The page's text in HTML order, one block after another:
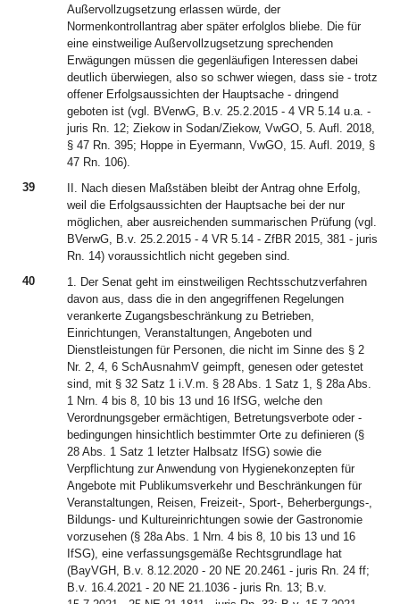
Außervollzugsetzung erlassen würde, der
Normenkontrollantrag aber später erfolglos bliebe. Die für
eine einstweilige Außervollzugsetzung sprechenden
Erwägungen müssen die gegenläufigen Interessen dabei
deutlich überwiegen, also so schwer wiegen, dass sie - trotz
offener Erfolgsaussichten der Hauptsache - dringend
geboten ist (vgl. BVerwG, B.v. 25.2.2015 - 4 VR 5.14 u.a. -
juris Rn. 12; Ziekow in Sodan/Ziekow, VwGO, 5. Aufl. 2018,
§ 47 Rn. 395; Hoppe in Eyermann, VwGO, 15. Aufl. 2019, §
47 Rn. 106).
39
II. Nach diesen Maßstäben bleibt der Antrag ohne Erfolg,
weil die Erfolgsaussichten der Hauptsache bei der nur
möglichen, aber ausreichenden summarischen Prüfung (vgl.
BVerwG, B.v. 25.2.2015 - 4 VR 5.14 - ZfBR 2015, 381 - juris
Rn. 14) voraussichtlich nicht gegeben sind.
40
1. Der Senat geht im einstweiligen Rechtsschutzverfahren
davon aus, dass die in den angegriffenen Regelungen
verankerte Zugangsbeschränkung zu Betrieben,
Einrichtungen, Veranstaltungen, Angeboten und
Dienstleistungen für Personen, die nicht im Sinne des § 2
Nr. 2, 4, 6 SchAusnahmV geimpft, genesen oder getestet
sind, mit § 32 Satz 1 i.V.m. § 28 Abs. 1 Satz 1, § 28a Abs.
1 Nrn. 4 bis 8, 10 bis 13 und 16 IfSG, welche den
Verordnungsgeber ermächtigen, Betretungsverbote oder -
bedingungen hinsichtlich bestimmter Orte zu definieren (§
28 Abs. 1 Satz 1 letzter Halbsatz IfSG) sowie die
Verpflichtung zur Anwendung von Hygienekonzepten für
Angebote mit Publikumsverkehr und Beschränkungen für
Veranstaltungen, Reisen, Freizeit-, Sport-, Beherbergungs-,
Bildungs- und Kultureinrichtungen sowie der Gastronomie
vorzusehen (§ 28a Abs. 1 Nrn. 4 bis 8, 10 bis 13 und 16
IfSG), eine verfassungsgemäße Rechtsgrundlage hat
(BayVGH, B.v. 8.12.2020 - 20 NE 20.2461 - juris Rn. 24 ff;
B.v. 16.4.2021 - 20 NE 21.1036 - juris Rn. 13; B.v.